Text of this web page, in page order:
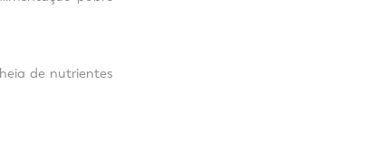
de nutrientes